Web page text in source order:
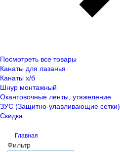
Посмотреть все товары
Канаты для лазанья
Канаты х/б
Шнур монтажный
Окантовочные ленты, утяжеление
ЗУС (Защитно-улавливающие сетки)
Скидка
Главная
Фильтр